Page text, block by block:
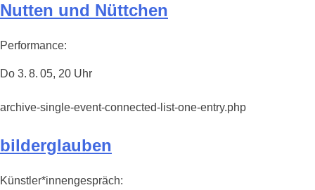
Nutten und Nüttchen
Performance:
Do 3. 8. 05, 20 Uhr
archive-single-event-connected-list-one-entry.php
bilderglauben
Künstler*innengespräch: